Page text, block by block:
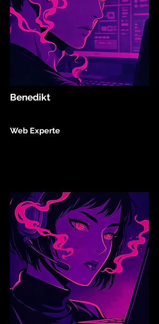
Benedikt
Web Experte